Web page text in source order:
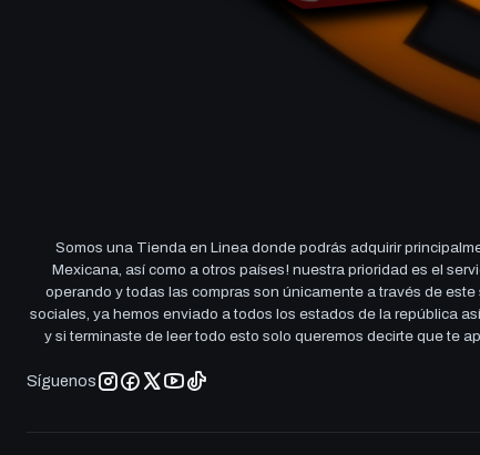
Somos una Tienda en Linea donde podrás adquirir
Mexicana, así como a otros países! nuestra prioridad es el
operando y todas las compras son únicamente a través de
sociales, ya hemos enviado a todos los estados de la república
y si terminaste de leer todo esto solo queremos decirte que te
Síguenos